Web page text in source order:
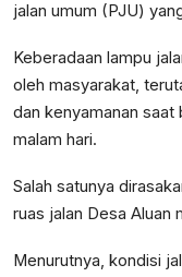
jalan umum (PJU)
Keberadaan lampu
oleh masyarakat,
dan kenyamanan
malam hari.
Salah satunya
ruas jalan Desa Aluan
Menurutnya, kondisi